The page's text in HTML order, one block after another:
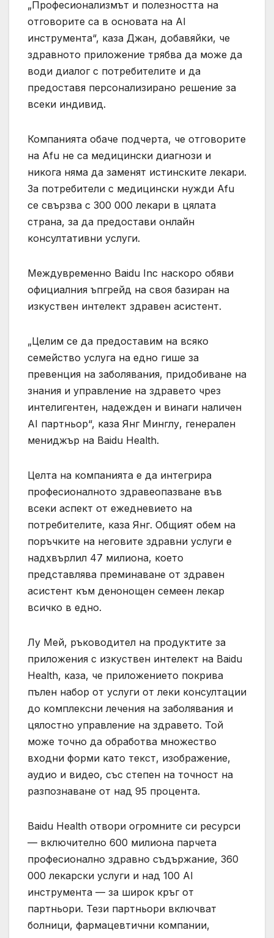
„Професионализмът и полезността на
отговорите са в основата на AI
инструмента“, каза Джан, добавяйки, че
здравното приложение трябва да може да
води диалог с потребителите и да
предоставя персонализирано решение за
всеки индивид.
Компанията обаче подчерта, че отговорите
на Afu не са медицински диагнози и
никога няма да заменят истинските лекари.
За потребители с медицински нужди Afu
се свързва с 300 000 лекари в цялата
страна, за да предостави онлайн
консултативни услуги.
Междувременно Baidu Inc наскоро обяви
официалния ъпгрейд на своя базиран на
изкуствен интелект здравен асистент.
„Целим се да предоставим на всяко
семейство услуга на едно гише за
превенция на заболявания, придобиване на
знания и управление на здравето чрез
интелигентен, надежден и винаги наличен
AI партньор“, каза Янг Минглу, генерален
мениджър на Baidu Health.
Целта на компанията е да интегрира
професионалното здравеопазване във
всеки аспект от ежедневието на
потребителите, каза Янг. Общият обем на
поръчките на неговите здравни услуги е
надхвърлил 47 милиона, което
представлява преминаване от здравен
асистент към денонощен семеен лекар
всичко в едно.
Лу Мей, ръководител на продуктите за
приложения с изкуствен интелект на Baidu
Health, каза, че приложението покрива
пълен набор от услуги от леки консултации
до комплексни лечения на заболявания и
цялостно управление на здравето. Той
може точно да обработва множество
входни форми като текст, изображение,
аудио и видео, със степен на точност на
разпознаване от над 95 процента.
Baidu Health отвори огромните си ресурси
— включително 600 милиона парчета
професионално здравно съдържание, 360
000 лекарски услуги и над 100 AI
инструмента — за широк кръг от
партньори. Тези партньори включват
болници, фармацевтични компании,